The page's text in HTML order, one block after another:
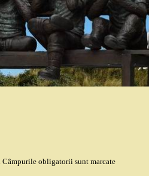
Câmpurile obligatorii sunt marcate